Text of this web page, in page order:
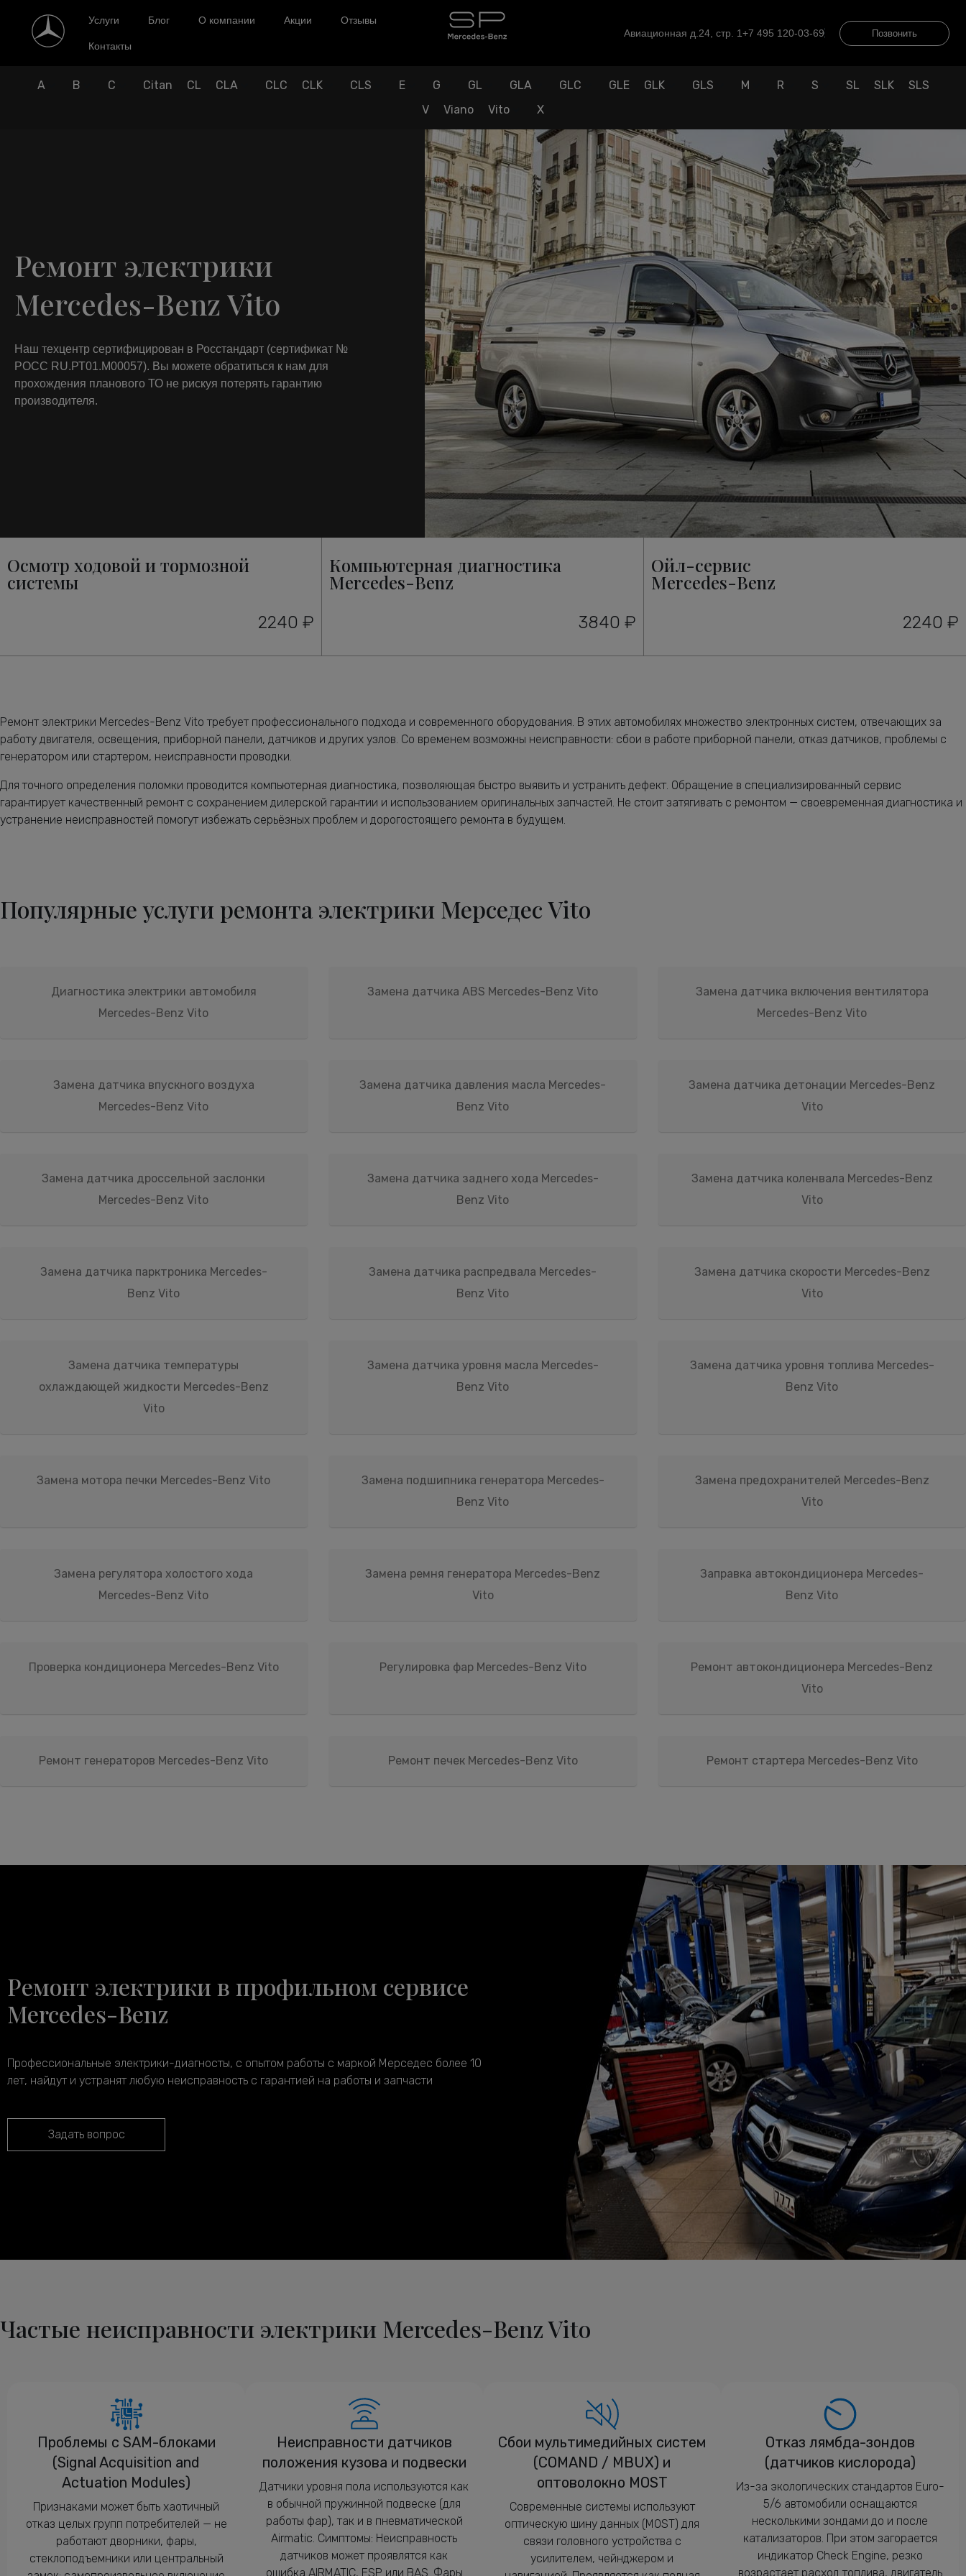
Услуги Блог О компании Акции Отзывы
Контакты
Авиационная д.24, стр. 1+7 495 120-03-69 Позвонить
A B C Citan CL CLA CLC CLK CLS E G GL GLA GLC GLE GLK GLS M R S SL SLK
SLS
V
Viano Vito X
Ремонт электрики
Mercedes-Benz Vito
Наш техцентр сертифицирован в Росстандарт (сертификат №
РОСС RU.РТ01.М00057). Вы можете обратиться к нам для
прохождения планового ТО не рискуя потерять гарантию
производителя.
Осмотр ходовой и тормозной
системы
2240 ₽
Компьютерная диагностика
Mercedes-Benz
3840 ₽
Ойл-сервис
Mercedes-Benz
2240 ₽
Ремонт электрики Mercedes-Benz Vito требует профессионального подхода и современного оборудования. В этих автомобилях множество электронных систем, отвечающих за
работу двигателя, освещения, приборной панели, датчиков и других узлов. Со временем возможны неисправности: сбои в работе приборной панели, отказ датчиков, проблемы с
генератором или стартером, неисправности проводки.
Для точного определения поломки проводится компьютерная диагностика, позволяющая быстро выявить и устранить дефект. Обращение в специализированный сервис
гарантирует качественный ремонт с сохранением дилерской гарантии и использованием оригинальных запчастей. Не стоит затягивать с ремонтом — своевременная диагностика и
устранение неисправностей помогут избежать серьёзных проблем и дорогостоящего ремонта в будущем.
Популярные услуги ремонта электрики Мерседес Vito
Диагностика электрики автомобиля
Mercedes-Benz Vito
Замена датчика ABS Mercedes-Benz Vito
Замена датчика включения вентилятора
Mercedes-Benz Vito
Замена датчика впускного воздуха
Mercedes-Benz Vito
Замена датчика давления масла Mercedes-
Benz Vito
Замена датчика детонации Mercedes-Benz
Vito
Замена датчика дроссельной заслонки
Mercedes-Benz Vito
Замена датчика заднего хода Mercedes-
Benz Vito
Замена датчика коленвала Mercedes-Benz
Vito
Замена датчика парктроника Mercedes-
Benz Vito
Замена датчика распредвала Mercedes-
Benz Vito
Замена датчика скорости Mercedes-Benz
Vito
Замена датчика температуры
охлаждающей жидкости Mercedes-Benz
Vito
Замена датчика уровня масла Mercedes-
Benz Vito
Замена датчика уровня топлива Mercedes-
Benz Vito
Замена мотора печки Mercedes-Benz Vito
Замена подшипника генератора Mercedes-
Benz Vito
Замена предохранителей Mercedes-Benz
Vito
Замена регулятора холостого хода
Mercedes-Benz Vito
Замена ремня генератора Mercedes-Benz
Vito
Заправка автокондиционера Mercedes-
Benz Vito
Проверка кондиционера Mercedes-Benz Vito Регулировка фар Mercedes-Benz Vito
Ремонт автокондиционера Mercedes-Benz
Vito
Ремонт генераторов Mercedes-Benz Vito Ремонт печек Mercedes-Benz Vito Ремонт стартера Mercedes-Benz Vito
Ремонт электрики в профильном сервисе
Mercedes-Benz
Профессиональные электрики-диагносты, с опытом работы с маркой Мерседес более 10
лет, найдут и устранят любую неисправность с гарантией на работы и запчасти
Задать вопрос
Частые неисправности электрики Mercedes-Benz Vito
Проблемы с SAM-блоками
(Signal Acquisition and
Actuation Modules)
Признаками может быть хаотичный
отказ целых групп потребителей — не
работают дворники, фары,
стеклоподъемники или центральный
Неисправности датчиков
положения кузова и подвески
Датчики уровня пола используются как
в обычной пружинной подвеске (для
работы фар), так и в пневматической
Airmatic. Симптомы: Неисправность
датчиков может проявлятся как
ошибка AIRMATIC, ESP или BAS. Фары
Сбои мультимедийных систем
(COMAND / MBUX) и
оптоволокно MOST
Современные системы используют
оптическую шину данных (MOST) для
связи головного устройства с
усилителем, чейнджером и
Отказ лямбда-зондов
(датчиков кислорода)
Из-за экологических стандартов Euro-
5/6 автомобили оснащаются
несколькими зондами до и после
катализаторов. При этом загорается
индикатор Check Engine, резко
возрастает расход топлива, двигатель